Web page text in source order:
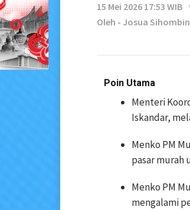
15 Mei 2026 17:53 WIB
Oleh - Josua
Poin Utama
Menteri
Iskandar,
Menko PM
pasar murah
Menko PM
mengalami